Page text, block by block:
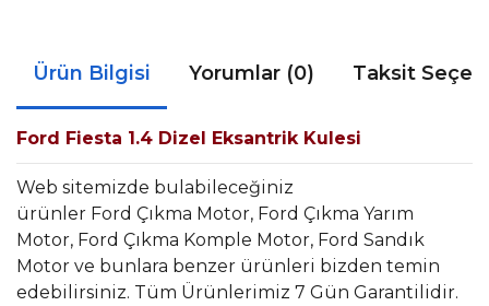
Ürün Bilgisi Yorumlar (0) Taksit
Ford Fiesta 1.4 Dizel Eksantrik Kulesi
Web sitemizde bulabileceğiniz
ürünler Ford Çıkma Motor, Ford Çıkma Yarım
Motor, Ford Çıkma Komple Motor, Ford Sandık
Motor ve bunlara benzer ürünleri bizden temin
edebilirsiniz. Tüm Ürünlerimiz 7 Gün Garantilidir.